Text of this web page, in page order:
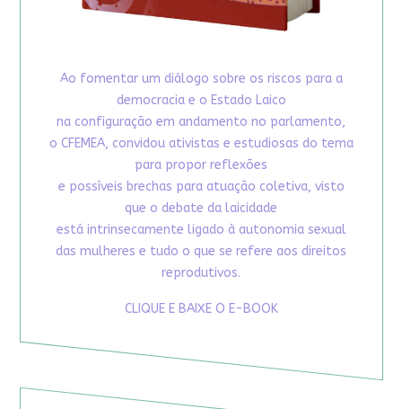
Ao fomentar um diálogo sobre os riscos para a
democracia e o Estado Laico
na configuração em andamento no parlamento,
o CFEMEA, convidou ativistas e estudiosas do tema
para propor reflexões
e possíveis brechas para atuação coletiva, visto
que o debate da laicidade
está intrinsecamente ligado à autonomia sexual
das mulheres e tudo o que se refere aos direitos
reprodutivos.
CLIQUE E BAIXE O E-BOOK